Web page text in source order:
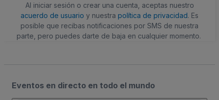
Al iniciar sesión o crear una cuenta, aceptas nuestro
acuerdo de usuario y nuestra política de privacidad. Es
posible que recibas notificaciones por SMS de nuestra
parte, pero puedes darte de baja en cualquier momento.
Eventos en directo en todo el mundo